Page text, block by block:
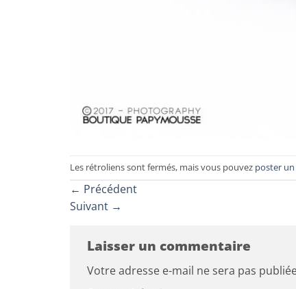
Les rétroliens sont fermés, mais vous pouvez poster
← Précédent
Suivant →
Laisser un commentaire
Votre adresse e-mail ne sera pas